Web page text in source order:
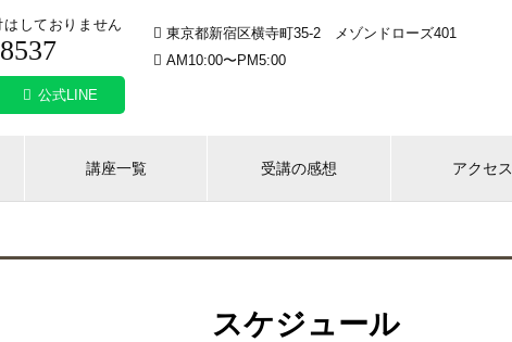
しておりません
東京都新宿区横寺町35-2 メゾンドローズ401
AM10:00〜PM5:00
公式LINE
講座一覧 受講の感想 アクセス
スケジュール